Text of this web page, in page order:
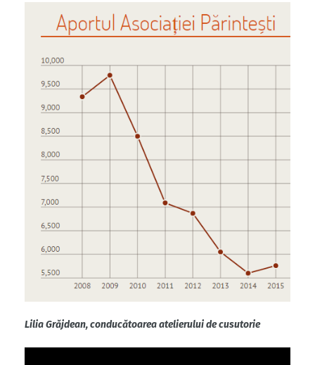
Lilia Grăjdean, conducătoarea atelierului de cusutorie